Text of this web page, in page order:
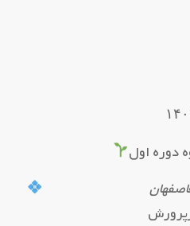
دوره اول
اصفهان
پرورش